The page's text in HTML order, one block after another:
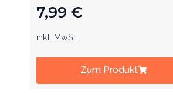
7,99 €
inkl. MwSt.
Zum Produkt